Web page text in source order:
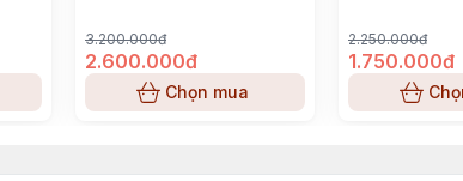
3.200.000đ
2.600.000đ
Chọn mua
2.250.000đ
1.750.000đ